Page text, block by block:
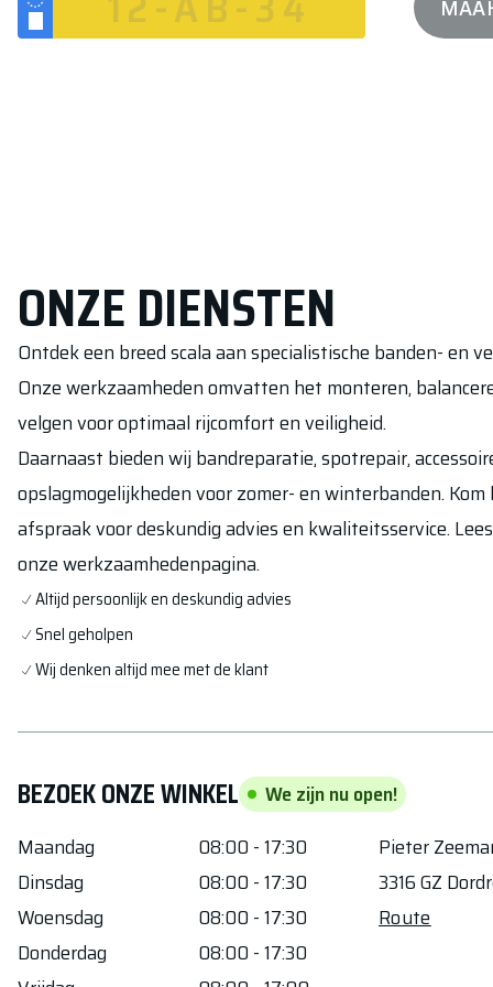
ONZE DIENSTEN
Ontdek een breed scala aan specialistische banden- en
Onze werkzaamheden omvatten het monteren,
velgen voor optimaal rijcomfort en veiligheid.
Daarnaast bieden wij bandreparatie, spotrepair,
opslagmogelijkheden voor zomer- en winterbanden.
afspraak voor deskundig advies en kwaliteitsservice.
onze werkzaamhedenpagina.
Altijd persoonlijk en deskundig advies
Snel geholpen
Wij denken altijd mee met de klant
BEZOEK ONZE WINKEL
We zijn nu open!
Maandag
08:00 - 17:30
Dinsdag
08:00 - 17:30
Woensdag
08:00 - 17:30
Donderdag
08:00 - 17:30
Pieter
3316 GZ
Route